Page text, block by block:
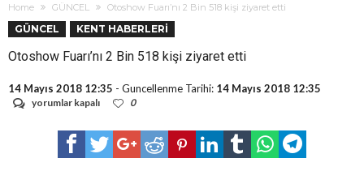
Home GÜNCEL Otoshow Fuarı’nı 2 Bin 518 kişi ziyaret etti
GÜNCEL KENT HABERLERİ
Otoshow Fuarı’nı 2 Bin 518 kişi ziyaret etti
14 Mayıs 2018 12:35 - Guncellenme Tarihi: 14 Mayıs 2018 12:35
Otoshow
yorumlar kapalı 0